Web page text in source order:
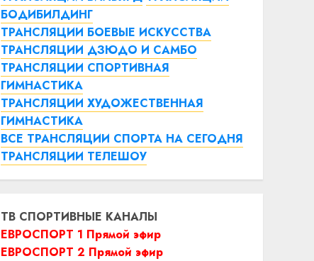
БОДИБИЛДИНГ
ТРАНСЛЯЦИИ БОЕВЫЕ ИСКУССТВА
ТРАНСЛЯЦИИ ДЗЮДО И САМБО
ТРАНСЛЯЦИИ СПОРТИВНАЯ
ГИМНАСТИКА
ТРАНСЛЯЦИИ ХУДОЖЕСТВЕННАЯ
ГИМНАСТИКА
ВСЕ ТРАНСЛЯЦИИ СПОРТА НА СЕГОДНЯ
ТРАНСЛЯЦИИ ТЕЛЕШОУ
ТВ СПОРТИВНЫЕ КАНАЛЫ
ЕВРОСПОРТ 1 Прямой эфир
ЕВРОСПОРТ 2 Прямой эфир